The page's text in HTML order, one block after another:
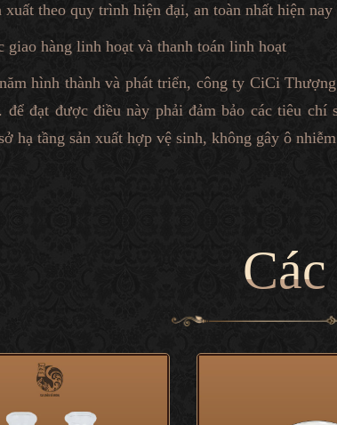
xuất theo quy trình hiện đại, an toàn nhất hiện nay
giao hàng linh hoạt và thanh toán linh hoạt
hình thành và phát triển, công ty CiCi
để đạt được điều này phải đảm bảo các tiêu
hạ tầng sản xuất hợp vệ sinh, không gây ô